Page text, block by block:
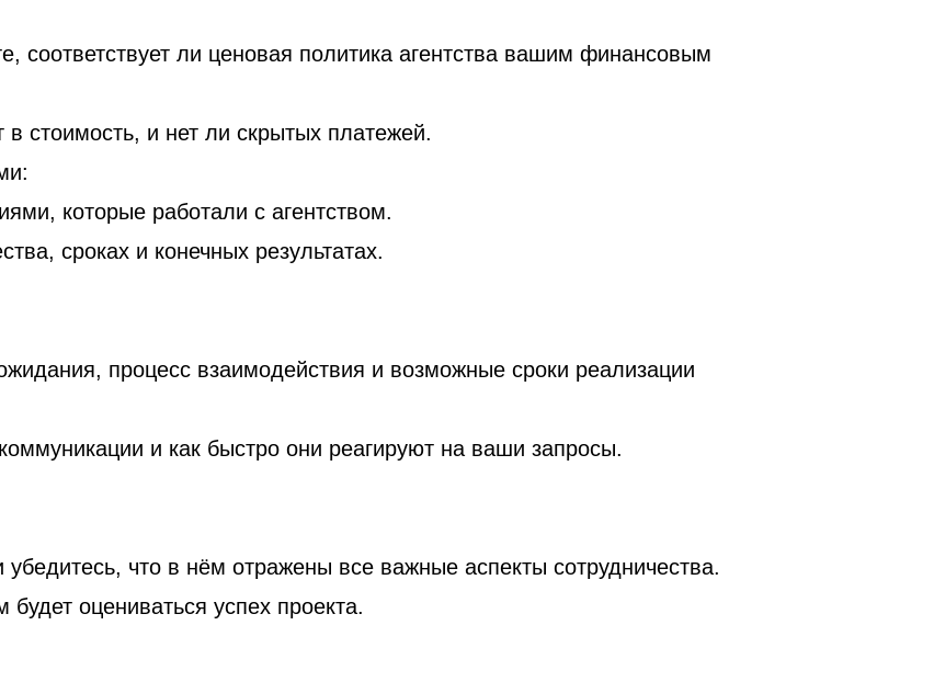
соответствует ли ценовая политика агентства вашим финансовым
в стоимость, и нет ли скрытых платежей.
которые работали с агентством.
сроках и конечных результатах.
процесс взаимодействия и возможные сроки реализации
и как быстро они реагируют на ваши запросы.
убедитесь, что в нём отражены все важные аспекты сотрудничества.
оцениваться успех проекта.